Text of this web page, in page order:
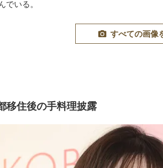
でいる。
すべての画像
移住後の手料理披露